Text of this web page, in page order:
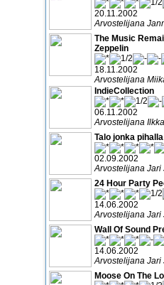
20.11.2002
Arvostelijana
The Music
Zeppelin
18.11.2002
Arvostelijana
IndieCollection
06.11.2002
Arvostelijana
Talo jonka
02.09.2002
Arvostelijana Jari
24 Hour Party
14.06.2002
Arvostelijana Jari
Wall Of Sound
14.06.2002
Arvostelijana Jari
Moose On The